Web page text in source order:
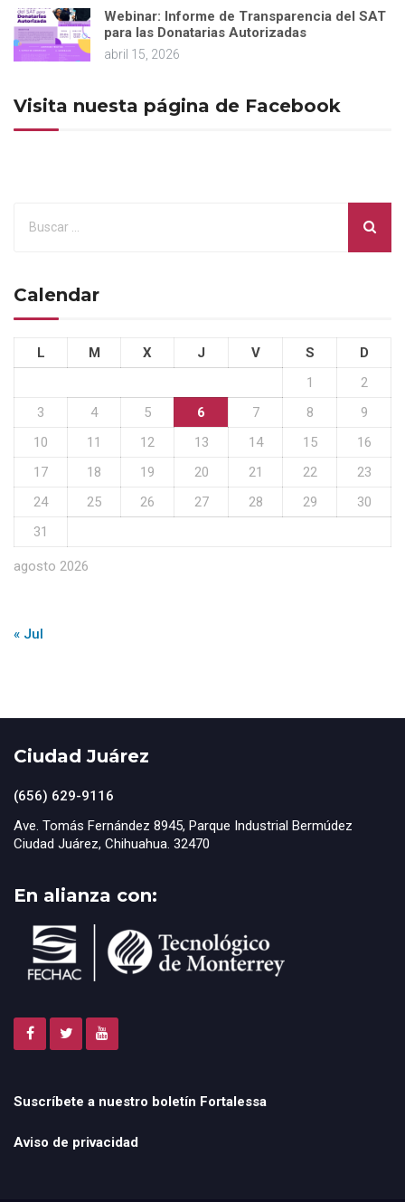
Webinar: Informe de Transparencia del SAT
para las Donatarias Autorizadas
abril 15, 2026
Visita nuesta página de Facebook
Calendar
agosto 2026
L M X J V S
D
1
2
3
4 5 6 7 8
9
10
11 12 13 14 15
16
17
18 19 20 21 22
23
24
25 26 27 28 29
30
31
« Jul
Ciudad Juárez
(656) 629-9116
Ave. Tomás Fernández 8945, Parque Industrial Bermúdez
Ciudad Juárez, Chihuahua. 32470
En alianza con:
Suscríbete a nuestro boletín Fortalessa
Aviso de privacidad